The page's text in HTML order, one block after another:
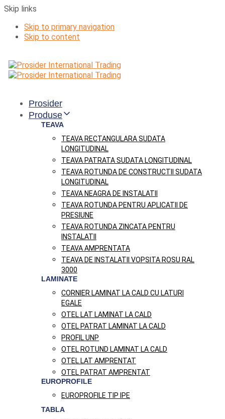
Skip links
Skip to primary navigation
Skip to content
Prosider
Produse
TEAVA
TEAVA RECTANGULARA SUDATA
LONGITUDINAL
TEAVA PATRATA SUDATA LONGITUDINAL
TEAVA ROTUNDA DE CONSTRUCTII SUDATA
LONGITUDINAL
TEAVA NEAGRA DE INSTALATII
TEAVA ROTUNDA PENTRU APLICATII DE
PRESIUNE
TEAVA ROTUNDA ZINCATA PENTRU
INSTALATII
TEAVA AMPRENTATA
TEAVA DE INSTALATII VOPSITA ROSU RAL
3000
LAMINATE
CORNIER LAMINAT LA CALD CU LATURI
EGALE
OTEL LAT LAMINAT LA CALD
OTEL PATRAT LAMINAT LA CALD
PROFIL UNP
OTEL ROTUND LAMINAT LA CALD
OTEL LAT AMPRENTAT
OTEL PATRAT AMPRENTAT
EUROPROFILE
EUROPROFILE TIP IPE
TABLA